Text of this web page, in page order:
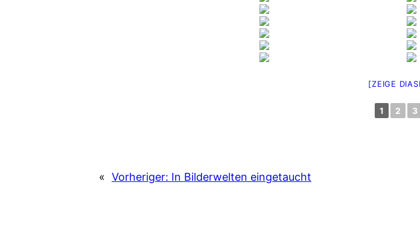
[ZEIGE
1 2 3
« Vorheriger: In Bilderwelten eingetaucht